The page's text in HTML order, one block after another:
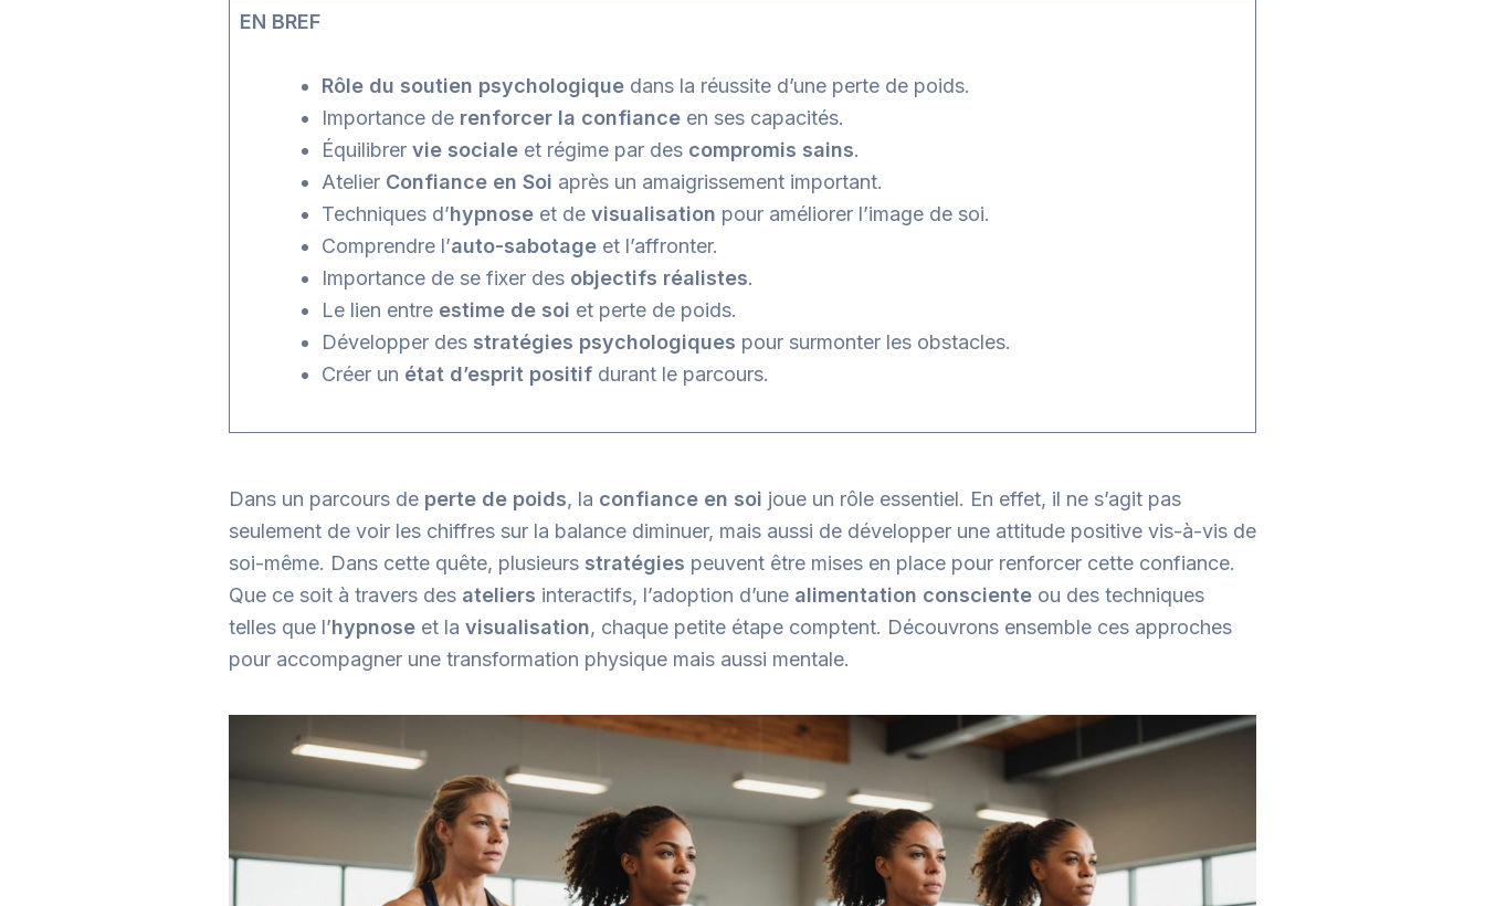
EN BREF
Rôle du soutien psychologique dans la réussite d’une perte de poids.
Importance de renforcer la confiance en ses capacités.
Équilibrer vie sociale et régime par des compromis sains.
Atelier Confiance en Soi après un amaigrissement important.
Techniques d’hypnose et de visualisation pour améliorer l’image de soi.
Comprendre l’auto-sabotage et l’affronter.
Importance de se fixer des objectifs réalistes.
Le lien entre estime de soi et perte de poids.
Développer des stratégies psychologiques pour surmonter les obstacles.
Créer un état d’esprit positif durant le parcours.
Dans un parcours de perte de poids, la confiance en soi joue un rôle essentiel. En effet, il ne s’agit pas
seulement de voir les chiffres sur la balance diminuer, mais aussi de développer une attitude positive vis-à-vis de
soi-même. Dans cette quête, plusieurs stratégies peuvent être mises en place pour renforcer cette confiance.
Que ce soit à travers des ateliers interactifs, l’adoption d’une alimentation consciente ou des techniques
telles que l’hypnose et la visualisation, chaque petite étape comptent. Découvrons ensemble ces approches
pour accompagner une transformation physique mais aussi mentale.